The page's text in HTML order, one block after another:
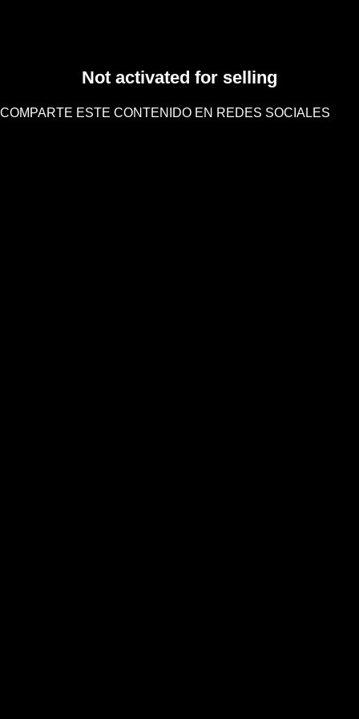
Not activated for selling
COMPARTE ESTE CONTENIDO EN REDES SOCIALES